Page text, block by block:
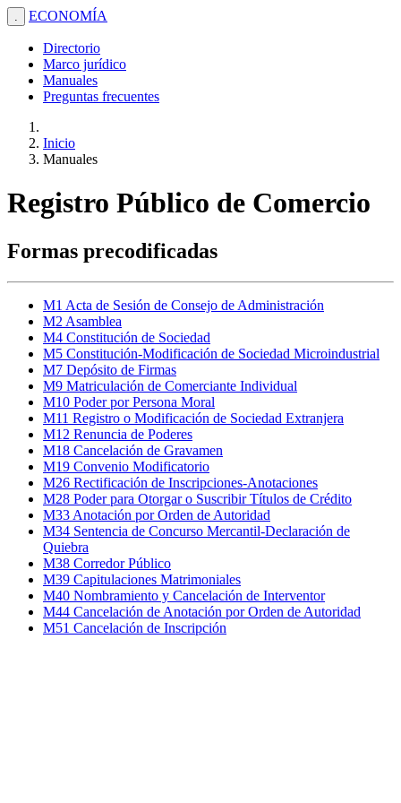
. ECONOMÍA
Directorio
Marco jurídico
Manuales
Preguntas frecuentes
Inicio
Manuales
Registro Público de Comercio
Formas precodificadas
M1 Acta de Sesión de Consejo de Administración
M2 Asamblea
M4 Constitución de Sociedad
M5 Constitución-Modificación de Sociedad Microindustrial
M7 Depósito de Firmas
M9 Matriculación de Comerciante Individual
M10 Poder por Persona Moral
M11 Registro o Modificación de Sociedad Extranjera
M12 Renuncia de Poderes
M18 Cancelación de Gravamen
M19 Convenio Modificatorio
M26 Rectificación de Inscripciones-Anotaciones
M28 Poder para Otorgar o Suscribir Títulos de Crédito
M33 Anotación por Orden de Autoridad
M34 Sentencia de Concurso Mercantil-Declaración de
Quiebra
M38 Corredor Público
M39 Capitulaciones Matrimoniales
M40 Nombramiento y Cancelación de Interventor
M44 Cancelación de Anotación por Orden de Autoridad
M51 Cancelación de Inscripción